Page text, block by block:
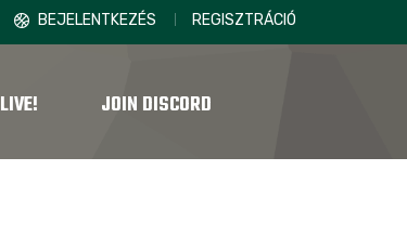
BEJELENTKEZÉS REGISZTRÁCIÓ
LIVE! JOIN DISCORD